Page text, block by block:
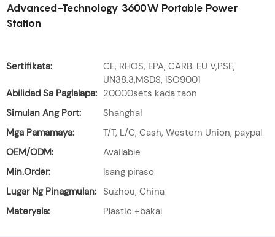
Advanced-Technology 3600W Portable Power
Station
Sertifikata:
CE, RHOS, EPA, CARB. EU V,PSE,
UN38.3,MSDS, ISO9001
Abilidad Sa Paglalapa: 20000sets kada taon
Simulan Ang Port:
Shanghai
Mga Pamamaya:
T/T, L/C, Cash, Western Union, paypal
OEM/ODM:
Available
Min.Order:
Isang piraso
Lugar Ng Pinagmulan: Suzhou, China
Materyala:
Plastic +bakal